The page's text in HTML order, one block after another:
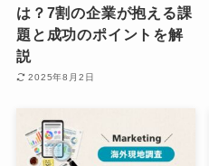
は？7割の企業が抱える課
題と成功のポイントを解
説
2025年8月2日